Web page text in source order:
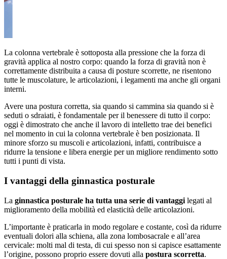
La colonna vertebrale è sottoposta alla pressione che la forza di
gravità applica al nostro corpo: quando la forza di gravità non è
correttamente distribuita a causa di posture scorrette, ne risentono
tutte le muscolature, le articolazioni, i legamenti ma anche gli organi
interni.
Avere una postura corretta, sia quando si cammina sia quando si è
seduti o sdraiati, è fondamentale per il benessere di tutto il corpo:
oggi è dimostrato che anche il lavoro di intelletto trae dei benefici
nel momento in cui la colonna vertebrale è ben posizionata. Il
minore sforzo su muscoli e articolazioni, infatti, contribuisce a
ridurre la tensione e libera energie per un migliore rendimento sotto
tutti i punti di vista.
I vantaggi della ginnastica posturale
La ginnastica posturale ha tutta una serie di vantaggi legati al
miglioramento della mobilità ed elasticità delle articolazioni.
L’importante è praticarla in modo regolare e costante, così da ridurre
eventuali dolori alla schiena, alla zona lombosacrale e all’area
cervicale: molti mal di testa, di cui spesso non si capisce esattamente
l’origine, possono proprio essere dovuti alla postura scorretta.